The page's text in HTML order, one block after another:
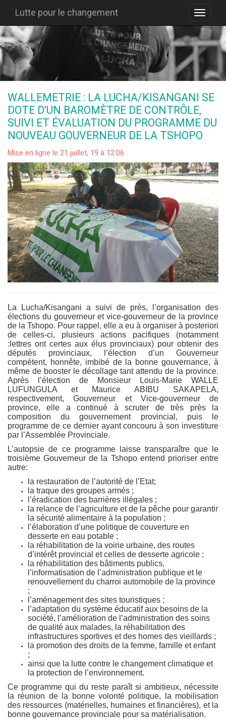
Lutte pour le changement
WALLEMETRIE : LA LUCHA/KISANGANI SE
DOTE D’UN BAROMÈTRE DE CONTRÔLE,
SUIVI ET ÉVALUATION DU PROGRAMME DU
NOUVEAU GOUVERNEUR DE LA TSHOPO
Mise en ligne le 21 juillet, 19 à 12:06
La Lucha/Kisangani a suivi de près, l’organisation des
élections du gouverneur et vice-gouverneur de la province
de la Tshopo. Pour rappel, elle a eu à organiser à posteriori
de celles-ci, plusieurs actions pacifiques (notamment
:lettres ont certes aux élus provinciaux) pour obtenir des
députés provinciaux, l’élection d’un Gouverneur
compétent, honnête, imbibé de la bonne gouvernance, à
même de booster le décollage tant attendu de la province.
Après l’élection de Monsieur Louis-Marie WALLE
LUFUNGULA et Maurice ABIBU SAKAPELA,
respectivement, Gouverneur et Vice-gouverneur de
province, elle a continué à scruter de très près la
composition du gouvernement provincial, puis le
programme de ce dernier ayant concouru à son investiture
par l’Assemblée Provinciale.
L’autopsie de ce programme laisse transparaître que le
troisième Gouverneur de la Tshopo entend prioriser entre
autre:
la restauration de l’autorité de l’Etat;
la traque des groupes armés ;
l’éradication des barrières illégales ;
la relance de l’agriculture et de la pêche pour garantir
la sécurité alimentaire à la population ;
l’élaboration d’une politique de couverture en
desserte en eau potable ;
la réhabilitation de la voirie urbaine, des routes
d’intérêt provincial et celles de desserte agricole ;
la réhabilitation des bâtiments publics,
l’informatisation de l’administration publique et le
renouvellement du charroi automobile de la province
;
l’aménagement des sites touristiques ;
l’adaptation du système éducatif aux besoins de la
société, l’amélioration de l’administration des soins
de qualité aux malades, la réhabilitation des
infrastructures sportives et des homes des vieillards ;
la promotion des droits de la femme, famille et enfant
;
ainsi que la lutte contre le changement climatique et
la protection de l’environnement.
Ce programme qui du reste paraît si ambitieux, nécessite
la réunion de la bonne volonté politique, la mobilisation
des ressources (matérielles, humaines et financières), et la
bonne gouvernance provinciale pour sa matérialisation.